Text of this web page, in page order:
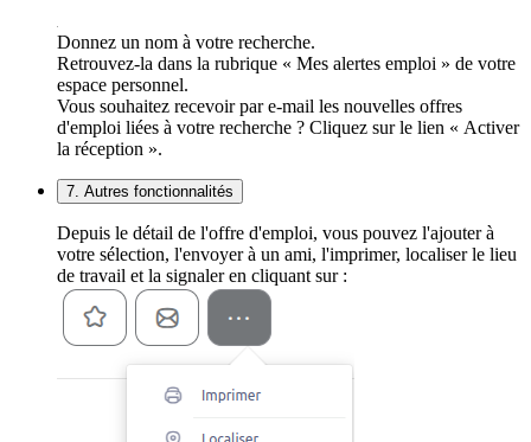
Donnez un nom à votre recherche.
Retrouvez-la dans la rubrique « Mes alertes emploi » de votre
espace personnel.
Vous souhaitez recevoir par e-mail les nouvelles offres
d'emploi liées à votre recherche ? Cliquez sur le lien « Activer
la réception ».
7. Autres fonctionnalités
Depuis le détail de l'offre d'emploi, vous pouvez l'ajouter à
votre sélection, l'envoyer à un ami, l'imprimer, localiser le lieu
de travail et la signaler en cliquant sur :